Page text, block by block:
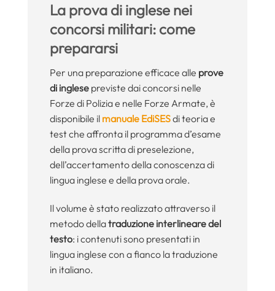
La prova di inglese nei
concorsi militari: come
prepararsi
Per una preparazione efficace alle prove
di inglesepreviste dai concorsi nelle
Forze di Polizia e nelle Forze Armate, è
disponibile il manuale EdiSESdi teoria e
test che affronta il programma d’esame
della prova scritta di preselezione,
dell’accertamento della conoscenza di
lingua inglese e della prova orale.
Il volume è stato realizzato attraverso il
metodo dellatraduzione interlineare del
testo: i contenuti sono presentati in
lingua inglese con a fianco la traduzione
in italiano.